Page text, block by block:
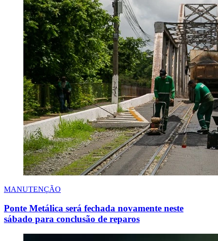
MANUTENÇÃO
Ponte Metálica será fechada novamente neste
sábado para conclusão de reparos